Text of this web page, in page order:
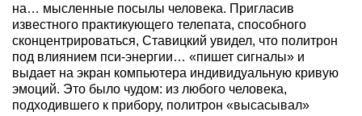
на… мысленные посылы человека. Пригласив
известного практикующего телепата, способного
сконцентрироваться, Ставицкий увидел, что политрон
под влиянием пси-энергии… «пишет сигналы» и
выдает на экран компьютера индивидуальную кривую
эмоций. Это было чудом: из любого человека,
подходившего к прибору, политрон «высасывал»